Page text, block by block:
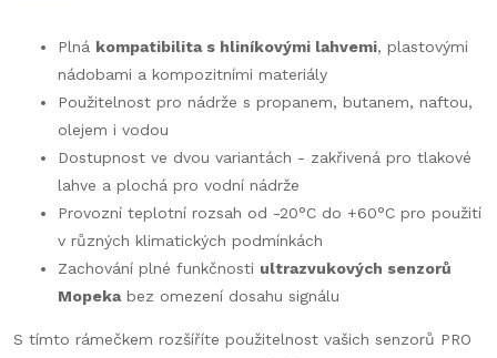
Plná kompatibilita s hliníkovými lahvemi, plastovými
nádobami a kompozitními materiály
Použitelnost pro nádrže s propanem, butanem, naftou,
olejem i vodou
Dostupnost ve dvou variantách - zakřivená pro tlakové
lahve a plochá pro vodní nádrže
Provozní teplotní rozsah od -20°C do +60°C pro použití
v různých klimatických podmínkách
Zachování plné funkčnosti ultrazvukových senzorů
Mopekabez omezení dosahu signálu
S tímto rámečkem rozšíříte použitelnost vašich senzorů PRO